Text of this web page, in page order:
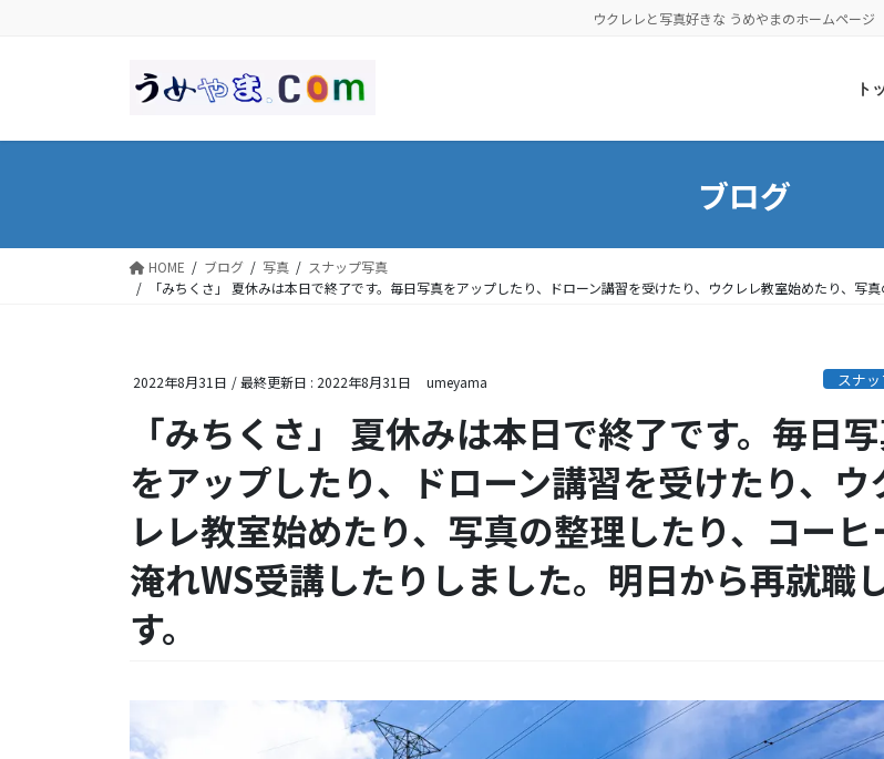
に
ョ
動
ウクレレと写真好きな うめやまのホームページ
ト
ブログ
HOME ブログ 写真
スナップ写真
「みちくさ」 夏休みは本日で終了です。毎日写真をアップしたり、ドローン講習を受けたり、ウクレレ教室始めたり、写
2022年8月31日 / 最終更新日 : 2022年8月31日 umeyama スナ
「みちくさ」 夏休みは本日で終了です。毎日
をアップしたり、ドローン講習を受けたり、ウ
レレ教室始めたり、写真の整理したり、コーヒ
淹れWS受講したりしました。明日から再就職
す。